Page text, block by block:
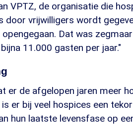
VPTZ, de organisatie die
door vrijwilligers wordt
opengegaan. Dat was
11.000 gasten per jaar."
er de afgelopen jaren meer
er bij veel hospices een
hun laatste levensfase op